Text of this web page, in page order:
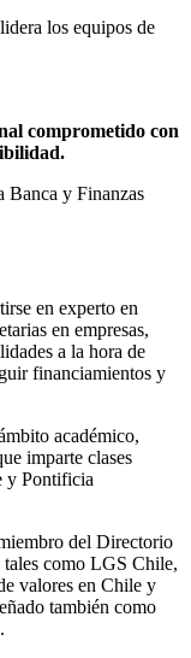
los equipos de
comprometido con
Banca y Finanzas
en experto en
en empresas,
a la hora de
financiamientos y
académico,
imparte clases
y Pontificia
del Directorio
tales como LGS Chile,
valores en Chile y
también como